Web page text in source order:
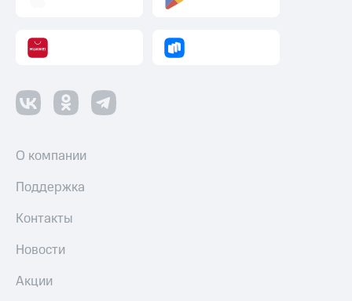
О компании
Поддержка
Контакты
Новости
Акции